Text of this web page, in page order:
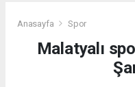
Anasayfa Spor
Malatyalı